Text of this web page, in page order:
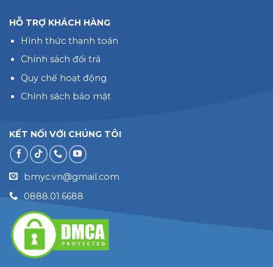
HỖ TRỢ KHÁCH HÀNG
Hình thức thanh toán
Chính sách đổi trả
Quy chế hoạt động
Chính sách bảo mật
KẾT NỐI VỚI CHÚNG TÔI
bmyc.vn@gmail.com
0888.01.6688